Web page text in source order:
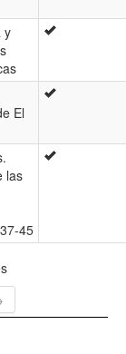
y
El
las
45